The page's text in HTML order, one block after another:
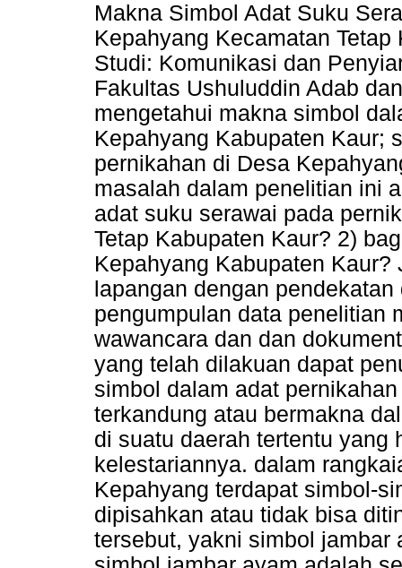
Makna Simbol Adat Suku
Kepahyang Kecamatan
Studi: Komunikasi dan
Fakultas Ushuluddin Adab
mengetahui makna simbol
Kepahyang Kabupaten Kaur;
pernikahan di Desa
masalah dalam penelitian ini
adat suku serawai pada
Tetap Kabupaten Kaur? 2)
Kepahyang Kabupaten
lapangan dengan
pengumpulan data penelitian
wawancara dan dan
yang telah dilakuan dapat
simbol dalam adat
terkandung atau bermakna
di suatu daerah tertentu yang
kelestariannya. dalam
Kepahyang terdapat simbol-
dipisahkan atau tidak bisa
tersebut, yakni simbol jambar